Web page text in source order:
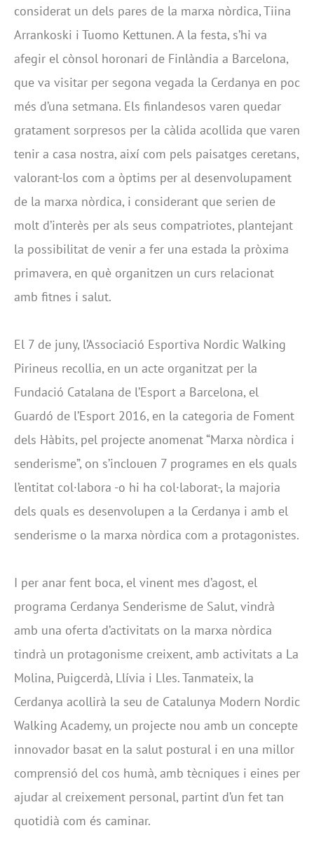
considerat un dels pares de la marxa nòrdica, Tiina
Arrankoski i Tuomo Kettunen. A la festa, s’hi va
afegir el cònsol horonari de Finlàndia a Barcelona,
que va visitar per segona vegada la Cerdanya en poc
més d’una setmana. Els finlandesos varen quedar
gratament sorpresos per la càlida acollida que varen
tenir a casa nostra, així com pels paisatges ceretans,
valorant-los com a òptims per al desenvolupament
de la marxa nòrdica, i considerant que serien de
molt d’interès per als seus compatriotes, plantejant
la possibilitat de venir a fer una estada la pròxima
primavera, en què organitzen un curs relacionat
amb fitnes i salut.
El 7 de juny, l’Associació Esportiva Nordic Walking
Pirineus recollia, en un acte organitzat per la
Fundació Catalana de l’Esport a Barcelona, el
Guardó de l’Esport 2016, en la categoria de Foment
dels Hàbits, pel projecte anomenat “Marxa nòrdica i
senderisme”, on s’inclouen 7 programes en els quals
l’entitat col·labora -o hi ha col·laborat-, la majoria
dels quals es desenvolupen a la Cerdanya i amb el
senderisme o la marxa nòrdica com a protagonistes.
I per anar fent boca, el vinent mes d’agost, el
programa Cerdanya Senderisme de Salut, vindrà
amb una oferta d’activitats on la marxa nòrdica
tindrà un protagonisme creixent, amb activitats a La
Molina, Puigcerdà, Llívia i Lles. Tanmateix, la
Cerdanya acollirà la seu de Catalunya Modern Nordic
Walking Academy, un projecte nou amb un concepte
innovador basat en la salut postural i en una millor
comprensió del cos humà, amb tècniques i eines per
ajudar al creixement personal, partint d’un fet tan
quotidià com és caminar.